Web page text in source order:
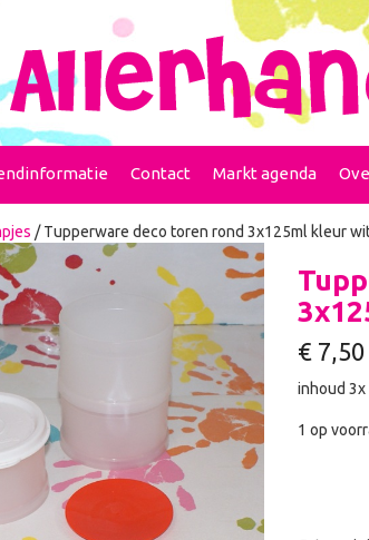
Contact Markt agenda
/ Tupperware deco toren rond 3x125ml kleur
€7,50
inhoud 3x
1 op